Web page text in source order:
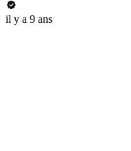
il y a 9 ans